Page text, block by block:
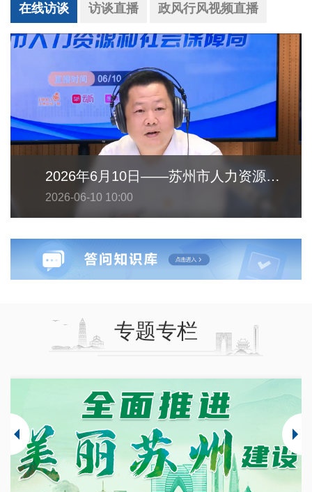
在线访谈 访谈直播 政风行风视频直播
2026年6月10日——苏州市人力资源和社会保障局
2026-06-10 10:00
专题专栏